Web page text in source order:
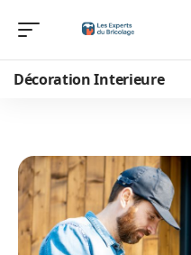
Décoration Interieure